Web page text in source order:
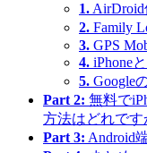
1. AirDroid
2. Family
3. GPS
4. iPhone
5. Google
Part 2: 無料で
方法はどれです
Part 3: Android